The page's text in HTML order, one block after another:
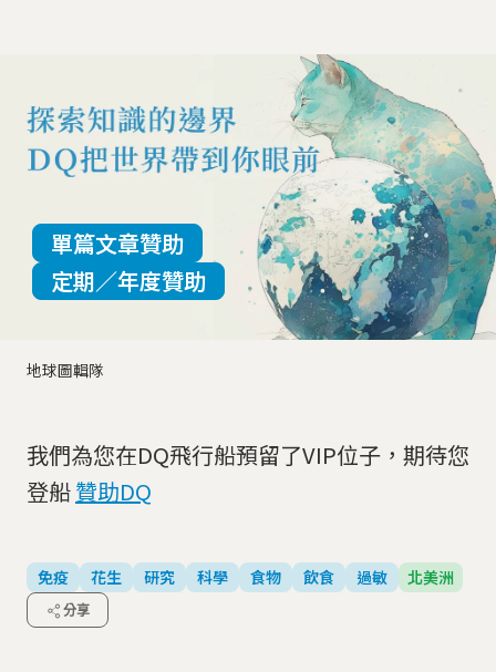
地球圖輯隊
單篇文章贊助
定期／年度贊助
我們為您在DQ飛行船預留了VIP位子，期待您
登船贊助DQ
免疫 花生 研究 科學 食物 飲食 過敏 北美洲
分享